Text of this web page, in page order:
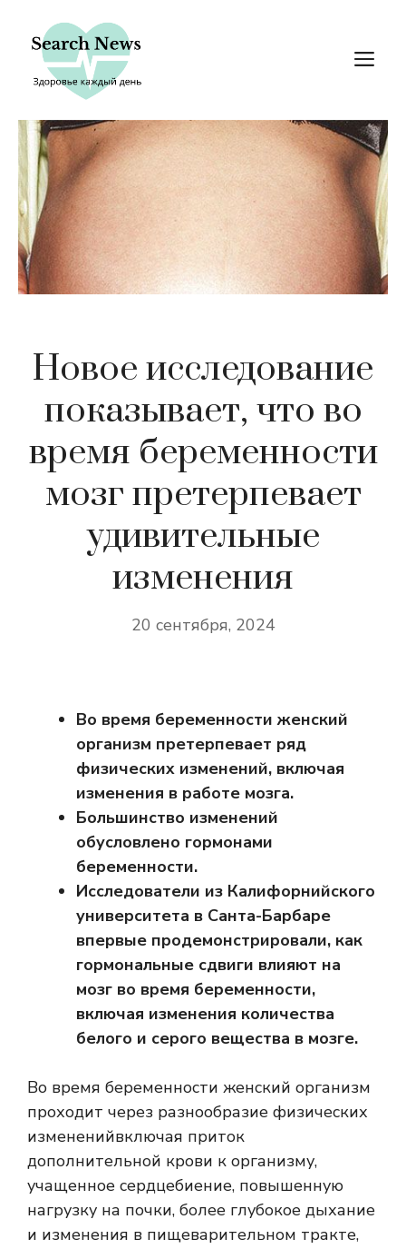
содержимому
Новое исследование
показывает, что во
время беременности
мозг претерпевает
удивительные
изменения
20 сентября, 2024
Во время беременности женский
организм претерпевает ряд
физических изменений, включая
изменения в работе мозга.
Большинство изменений
обусловлено гормонами
беременности.
Исследователи из Калифорнийского
университета в Санта-Барбаре
впервые продемонстрировали, как
гормональные сдвиги влияют на
мозг во время беременности,
включая изменения количества
белого и серого вещества в мозге.
Во время беременности женский организм
проходит через разнообразие физических
измененийвключая приток
дополнительной крови к организму,
учащенное сердцебиение, повышенную
нагрузку на почки, более глубокое дыхание
и изменения в пищеварительном тракте,